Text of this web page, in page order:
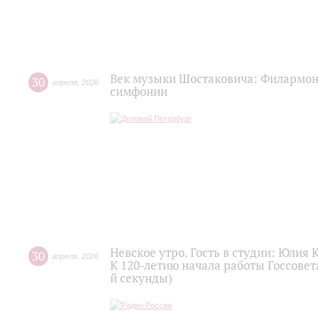
30 апреля 2026
Век музыки Шостаковича:
симфонии
30 апреля 2026
Невское утро. Гость в студии: Юлия
К 120-летию начала работы
й секунды)